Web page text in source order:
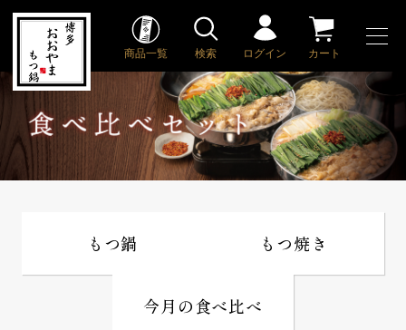
商品一覧 検索 ログイン カート
もつ鍋 もつ焼き
今月の食べ比べ